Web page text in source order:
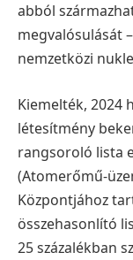
abból
megvalósulását
nemzetközi
Kiemelték, 2024
létesítmény
rangsoroló lista
(Atomerőmű-
Központjához
összehasonlító
25 százalékban